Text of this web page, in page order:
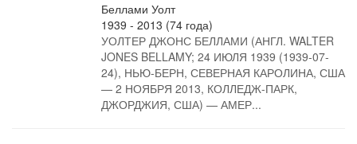
Беллами Уолт
1939 - 2013 (74 года)
УОЛТЕР ДЖОНС БЕЛЛАМИ (АНГЛ. WALTER
JONES BELLAMY; 24 ИЮЛЯ 1939 (1939-07-
24), НЬЮ-БЕРН, СЕВЕРНАЯ КАРОЛИНА, США
— 2 НОЯБРЯ 2013, КОЛЛЕДЖ-ПАРК,
ДЖОРДЖИЯ, США) — АМЕР...